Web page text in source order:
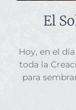
El
Hoy, en el
toda la
para